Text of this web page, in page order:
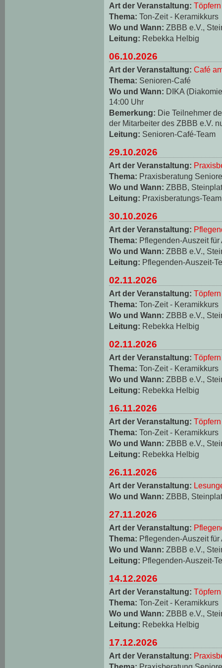
Art der Veranstaltung: Töpfern
Thema: Ton-Zeit - Keramikkurs
Wo und Wann: ZBBB e.V.,
Leitung: Rebekka Helbig
06.10.2026
Art der Veranstaltung: Café
Thema: Senioren-Café
Wo und Wann: DIKA
14:00 Uhr
Bemerkung: Die Teilnehmer
der Mitarbeiter des ZBBB e.V.
Leitung: Senioren-Café-Team
29.10.2026
Art der Veranstaltung:
Thema: Praxisberatung
Wo und Wann: ZBBB,
Leitung: Praxisberatungs-Team
30.10.2026
Art der Veranstaltung:
Thema: Pflegenden-Auszeit
Wo und Wann: ZBBB e.V.,
Leitung: Pflegenden-Auszeit-
02.11.2026
Art der Veranstaltung: Töpfern
Thema: Ton-Zeit - Keramikkurs
Wo und Wann: ZBBB e.V.,
Leitung: Rebekka Helbig
02.11.2026
Art der Veranstaltung: Töpfern
Thema: Ton-Zeit - Keramikkurs
Wo und Wann: ZBBB e.V.,
Leitung: Rebekka Helbig
16.11.2026
Art der Veranstaltung: Töpfern
Thema: Ton-Zeit - Keramikkurs
Wo und Wann: ZBBB e.V.,
Leitung: Rebekka Helbig
26.11.2026
Art der Veranstaltung:
Wo und Wann: ZBBB,
27.11.2026
Art der Veranstaltung:
Thema: Pflegenden-Auszeit
Wo und Wann: ZBBB e.V.,
Leitung: Pflegenden-Auszeit-
14.12.2026
Art der Veranstaltung: Töpfern
Thema: Ton-Zeit - Keramikkurs
Wo und Wann: ZBBB e.V.,
Leitung: Rebekka Helbig
17.12.2026
Art der Veranstaltung: